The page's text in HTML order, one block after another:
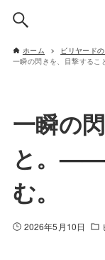
ホーム ビリヤード
一瞬の閃きを、目撃する
一瞬の
と。——
む。
2026年5月10日